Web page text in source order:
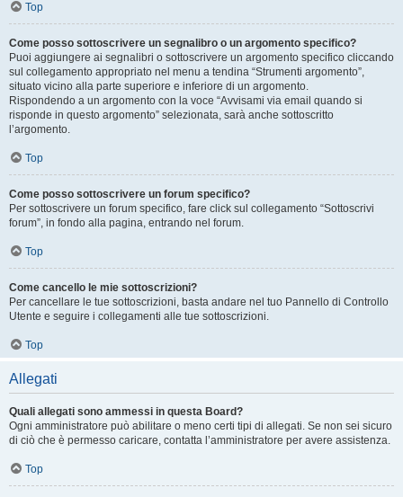
Top
Come posso sottoscrivere un segnalibro o un argomento specifico?
Puoi aggiungere ai segnalibri o sottoscrivere un argomento specifico cliccando
sul collegamento appropriato nel menu a tendina “Strumenti argomento”,
situato vicino alla parte superiore e inferiore di un argomento.
Rispondendo a un argomento con la voce “Avvisami via email quando si
risponde in questo argomento” selezionata, sarà anche sottoscritto
l’argomento.
Top
Come posso sottoscrivere un forum specifico?
Per sottoscrivere un forum specifico, fare click sul collegamento “Sottoscrivi
forum”, in fondo alla pagina, entrando nel forum.
Top
Come cancello le mie sottoscrizioni?
Per cancellare le tue sottoscrizioni, basta andare nel tuo Pannello di Controllo
Utente e seguire i collegamenti alle tue sottoscrizioni.
Top
Allegati
Quali allegati sono ammessi in questa Board?
Ogni amministratore può abilitare o meno certi tipi di allegati. Se non sei sicuro
di ciò che è permesso caricare, contatta l’amministratore per avere assistenza.
Top